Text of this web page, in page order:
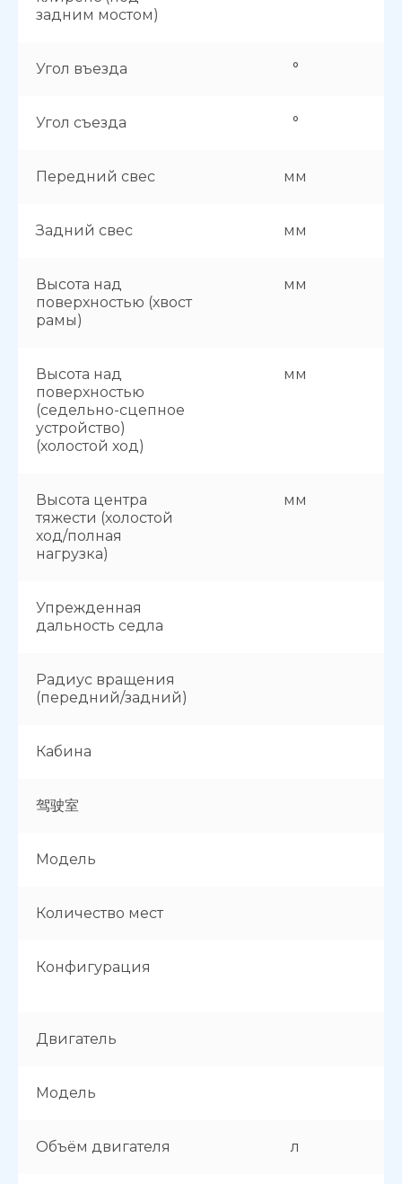
задним мостом)
Угол въезда °
Угол съезда °
Передний свес мм
Задний свес мм
Высота над
поверхностью (хвост
рамы)
мм
Высота над
поверхностью
(седельно-сцепное
устройство)
(холостой ход)
мм
Высота центра
тяжести (холостой
ход/полная
нагрузка)
мм
Упрежденная
дальность седла
Радиус вращения
(передний/задний)
Кабина
驾驶室
Модель
Количество мест
Конфигурация
Двигатель
Модель
Объём двигателя л